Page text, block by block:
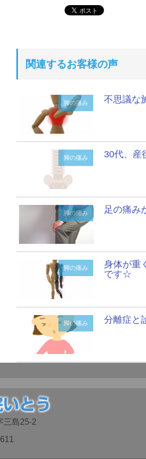
関連するお客様の声
脚の痛み 不思議な
脚の痛み 30代、産
脚の痛み 足の痛み
脚の痛み
身体が重
です☆
脚の痛み 分離症と
三島25-2